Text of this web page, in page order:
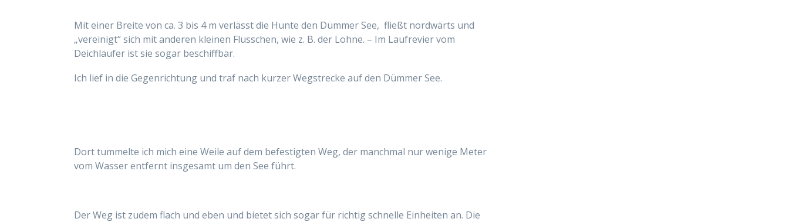
Mit einer Breite von ca. 3 bis 4 m verlässt die Hunte den Dümmer See, fließt nordwärts und
„vereinigt“ sich mit anderen kleinen Flüsschen, wie z. B. der Lohne. – Im Laufrevier vom
Deichläufer ist sie sogar beschiffbar.
Ich lief in die Gegenrichtung und traf nach kurzer Wegstrecke auf den Dümmer See.
Dort tummelte ich mich eine Weile auf dem befestigten Weg, der manchmal nur wenige Meter
vom Wasser entfernt insgesamt um den See führt.
Der Weg ist zudem flach und eben und bietet sich sogar für richtig schnelle Einheiten an. Die